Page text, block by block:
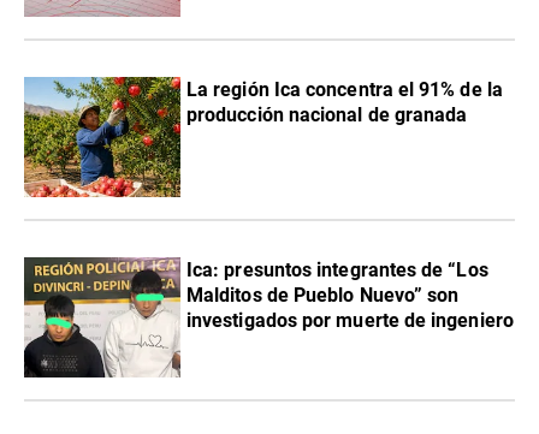
La región Ica concentra el 91% de la
producción nacional de granada
Ica: presuntos integrantes de “Los
Malditos de Pueblo Nuevo” son
investigados por muerte de ingeniero